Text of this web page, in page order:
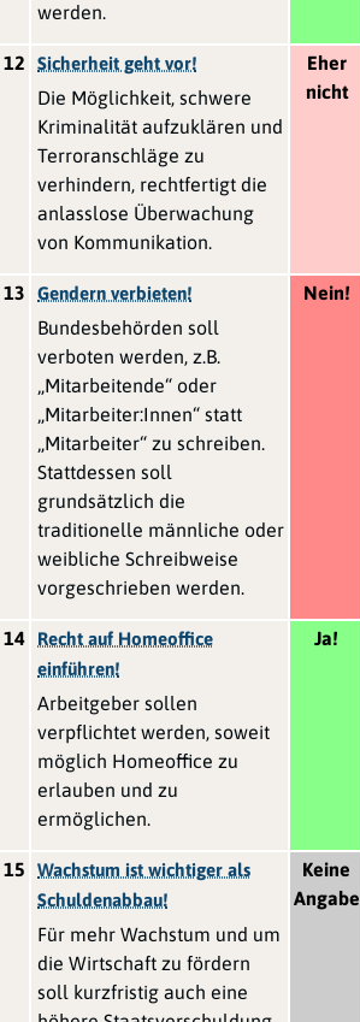
werden.
12 Sicherheit geht vor!
Die Möglichkeit, schwere
Kriminalität aufzuklären und
Terroranschläge zu
verhindern, rechtfertigt die
anlasslose Überwachung
von Kommunikation.
Eher
nicht
13 Gendern verbieten!
Bundesbehörden soll
verboten werden, z.B.
„Mitarbeitende“ oder
„Mitarbeiter:Innen“ statt
„Mitarbeiter“ zu schreiben.
Stattdessen soll
grundsätzlich die
traditionelle männliche oder
weibliche Schreibweise
vorgeschrieben werden.
Nein!
14
Recht auf Homeoffice
einführen!
Arbeitgeber sollen
verpflichtet werden, soweit
möglich Homeoffice zu
erlauben und zu
ermöglichen.
Ja!
15
Wachstum ist wichtiger als
Schuldenabbau!
Für mehr Wachstum und um
die Wirtschaft zu fördern
soll kurzfristig auch eine
Keine
Angabe